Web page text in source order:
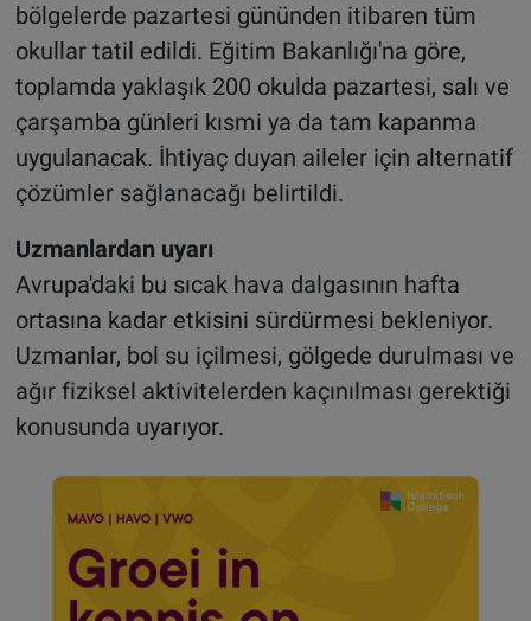
bölgelerde pazartesi gününden itibaren tüm
okullar tatil edildi. Eğitim Bakanlığı'na göre,
toplamda yaklaşık 200 okulda pazartesi, salı ve
çarşamba günleri kısmi ya da tam kapanma
uygulanacak. İhtiyaç duyan aileler için alternatif
çözümler sağlanacağı belirtildi.
Uzmanlardan uyarı
Avrupa'daki bu sıcak hava dalgasının hafta
ortasına kadar etkisini sürdürmesi bekleniyor.
Uzmanlar, bol su içilmesi, gölgede durulması ve
ağır fiziksel aktivitelerden kaçınılması gerektiği
konusunda uyarıyor.